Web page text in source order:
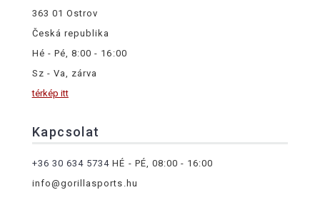
363 01 Ostrov
Česká republika
Hé - Pé, 8:00 - 16:00
Sz - Va, zárva
térkép itt
Kapcsolat
+36 30 634 5734 HÉ - PÉ, 08:00 - 16:00
info@gorillasports.hu